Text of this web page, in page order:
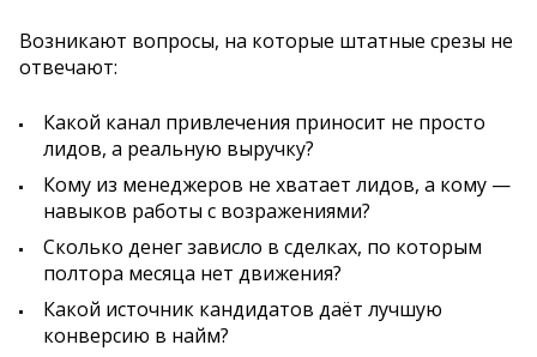
Возникают вопросы, на которые штатные срезы не
отвечают:
Какой канал привлечения приносит не просто
лидов, а реальную выручку?
Кому из менеджеров не хватает лидов, а кому —
навыков работы с возражениями?
Сколько денег зависло в сделках, по которым
полтора месяца нет движения?
Какой источник кандидатов даёт лучшую
конверсию в найм?